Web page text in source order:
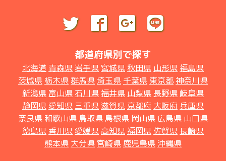
都道府県別で探す
北海道 青森県 岩手県 宮城県 秋田県 山形県福島県
茨城県 栃木県群馬県埼玉県 千葉県 東京都神奈川県
新潟県 富山県 石川県福井県 山梨県 長野県 岐阜県
静岡県愛知県 三重県滋賀県 京都府 大阪府 兵庫県
奈良県 和歌山県 鳥取県 島根県 岡山県 広島県 山口県
徳島県 香川県愛媛県 高知県福岡県 佐賀県 長崎県
熊本県 大分県 宮崎県 鹿児島県 沖縄県